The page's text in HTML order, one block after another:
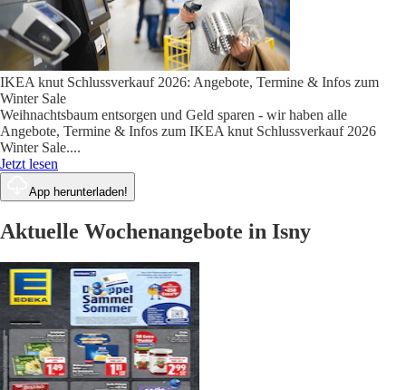
IKEA knut Schlussverkauf 2026: Angebote, Termine & Infos zum
Winter Sale
Weihnachtsbaum entsorgen und Geld sparen - wir haben alle
Angebote, Termine & Infos zum IKEA knut Schlussverkauf 2026
Winter Sale....
Jetzt lesen
App herunterladen!
Aktuelle Wochenangebote in Isny